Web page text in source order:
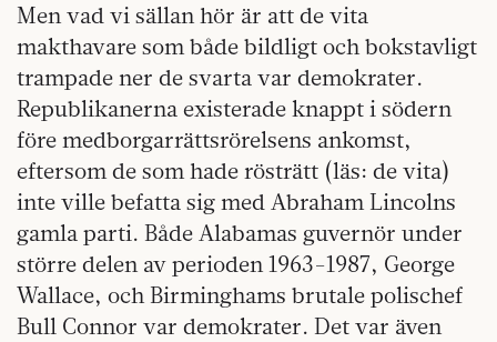
Men vad vi sällan hör är att de vita
makthavare som både bildligt och bokstavligt
trampade ner de svarta var demokrater.
Republikanerna existerade knappt i södern
före medborgarrättsrörelsens ankomst,
eftersom de som hade rösträtt (läs: de vita)
inte ville befatta sig med Abraham Lincolns
gamla parti. Både Alabamas guvernör under
större delen av perioden 1963-1987, George
Wallace, och Birminghams brutale polischef
Bull Connor var demokrater. Det var även